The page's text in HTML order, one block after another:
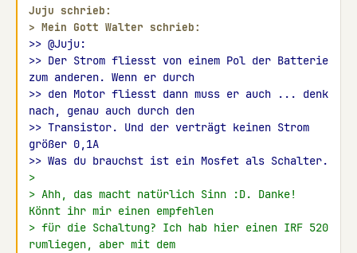
Juju schrieb:
> Mein Gott Walter schrieb:
>> @Juju:
>> Der Strom fliesst von einem Pol der Batterie
zum anderen. Wenn er durch
>> den Motor fliesst dann muss er auch ... denk
nach, genau auch durch den
>> Transistor. Und der verträgt keinen Strom
größer 0,1A
>> Was du brauchst ist ein Mosfet als Schalter.
>
> Ahh, das macht natürlich Sinn :D. Danke!
Könnt ihr mir einen empfehlen
> für die Schaltung? Ich hab hier einen IRF 520
rumliegen, aber mit dem